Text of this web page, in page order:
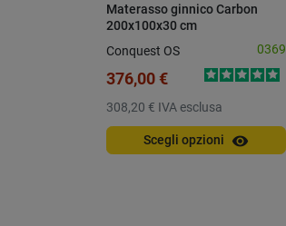
Materasso ginnico Carbon
200x100x30 cm
Conquest OS 0369
376,00 €
308,20 € IVA esclusa
Scegli opzioni visibility